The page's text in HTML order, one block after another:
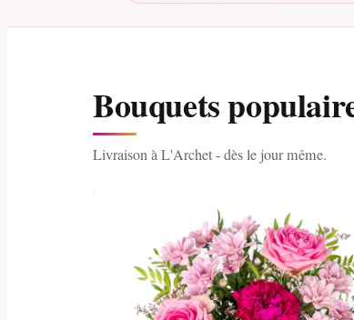
Bouquets
Livraison à L'Archet - dès le jour même.